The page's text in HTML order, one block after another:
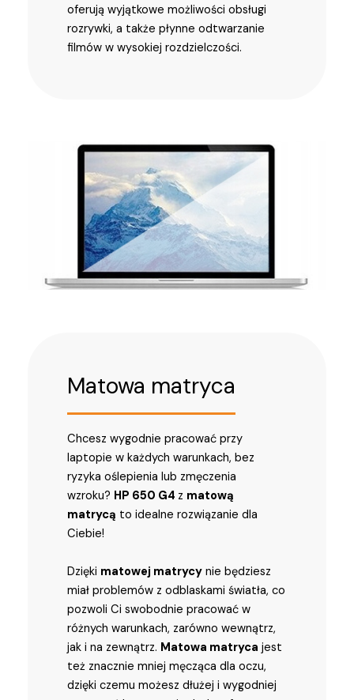
oferują wyjątkowe możliwości obsługi
rozrywki, a także płynne odtwarzanie
filmów w wysokiej rozdzielczości.
Matowa matryca
Chcesz wygodnie pracować przy
laptopie w każdych warunkach, bez
ryzyka oślepienia lub zmęczenia
wzroku? HP 650 G4 z matową
matrycą to idealne rozwiązanie dla
Ciebie!
Dzięki matowej matrycy nie będziesz
miał problemów z odblaskami światła, co
pozwoli Ci swobodnie pracować w
różnych warunkach, zarówno wewnątrz,
jak i na zewnątrz. Matowa matryca jest
też znacznie mniej męcząca dla oczu,
dzięki czemu możesz dłużej i wygodniej